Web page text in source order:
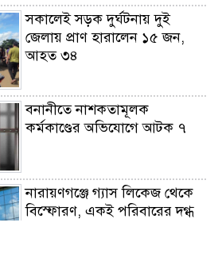
সকালেই সড়ক দুর্ঘটনায় দুই
জেলায় প্রাণ হারালেন ১৫ জন,
আহত ৩৪
বনানীতে নাশকতামূলক
কর্মকাণ্ডের অভিযোগে আটক ৭
নারায়ণগঞ্জে গ্যাস লিকেজ থেকে
বিস্ফোরণ, একই পরিবারের দগ্ধ